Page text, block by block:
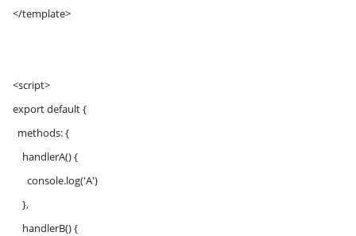
</template>
<script>
export default {
methods: {
handlerA() {
console.log('A')
},
handlerB() {